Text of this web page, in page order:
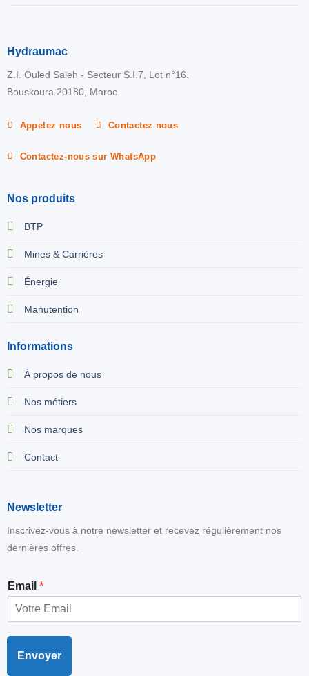
Hydraumac
Z.I. Ouled Saleh - Secteur S.I.7, Lot n°16,
Bouskoura 20180, Maroc.
Appelez nous Contactez nous
Contactez-nous sur WhatsApp
Nos produits
BTP
Mines & Carrières
Énergie
Manutention
Informations
À propos de nous
Nos métiers
Nos marques
Contact
Newsletter
Inscrivez-vous à notre newsletter et recevez régulièrement nos
dernières offres.
E
m
i
l
Email *
Envoyer